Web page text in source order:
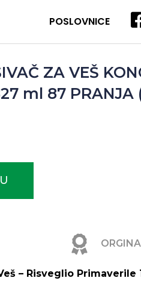
POSLOVNICE
ZA VEŠ
ml 87
– Risveglio Primaverile